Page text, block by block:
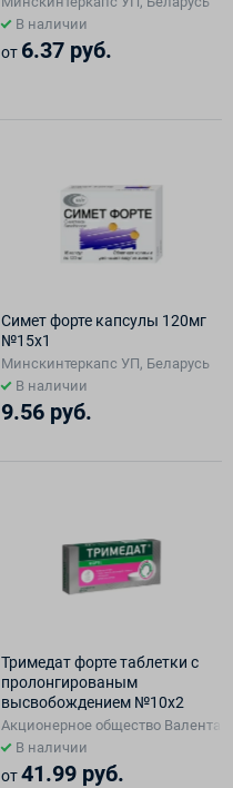
В наличии
от 6.37 руб.
Симет форте капсулы 120мг
№15х1
Минскинтеркапс УП, Беларусь
В наличии
9.56 руб.
Тримедат форте таблетки с
пролонгированым
высвобождением №10х2
Акционерное общество Валента
В наличии
от41.99 руб.